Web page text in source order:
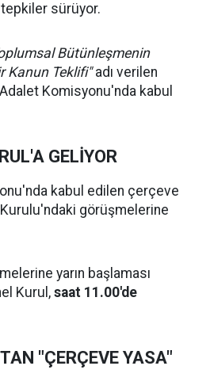
sürüyor.
Bütünleşmenin
Kanun Teklifi"adı verilen
Komisyonu'nda kabul
GELİYOR
kabul edilen çerçeve
görüşmelerine
yarın başlaması
Kurul,saat 11.00'de
"ÇERÇEVE YASA"